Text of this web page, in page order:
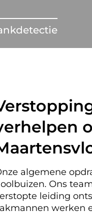
algemene
Ons
leiding
werken